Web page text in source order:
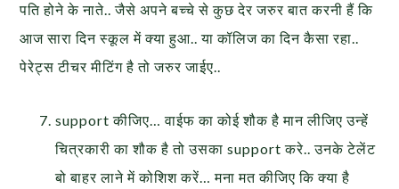
पति होने के नाते.. जैसे अपने बच्चे से कुछ देर जरुर बात करनी हैं कि
आज सारा दिन स्कूल में क्या हुआ.. या कॉलिज का दिन कैसा रहा..
पेरेट्स टीचर मीटिंग है तो जरुर जाईए..
support कीजिए… वाईफ का कोई शौक है मान लीजिए उन्हें
चित्रकारी का शौक है तो उसका support करे.. उनके टेलेंट
बो बाहर लाने में कोशिश करें… मना मत कीजिए कि क्या है